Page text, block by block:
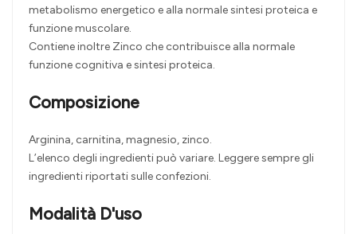
metabolismo energetico e alla normale sintesi proteica e
funzione muscolare.
Contiene inoltre Zinco che contribuisce alla normale
funzione cognitiva e sintesi proteica.
Composizione
Arginina, carnitina, magnesio, zinco.
L’elenco degli ingredienti può variare. Leggere sempre gli
ingredienti riportati sulle confezioni.
Modalità D'uso